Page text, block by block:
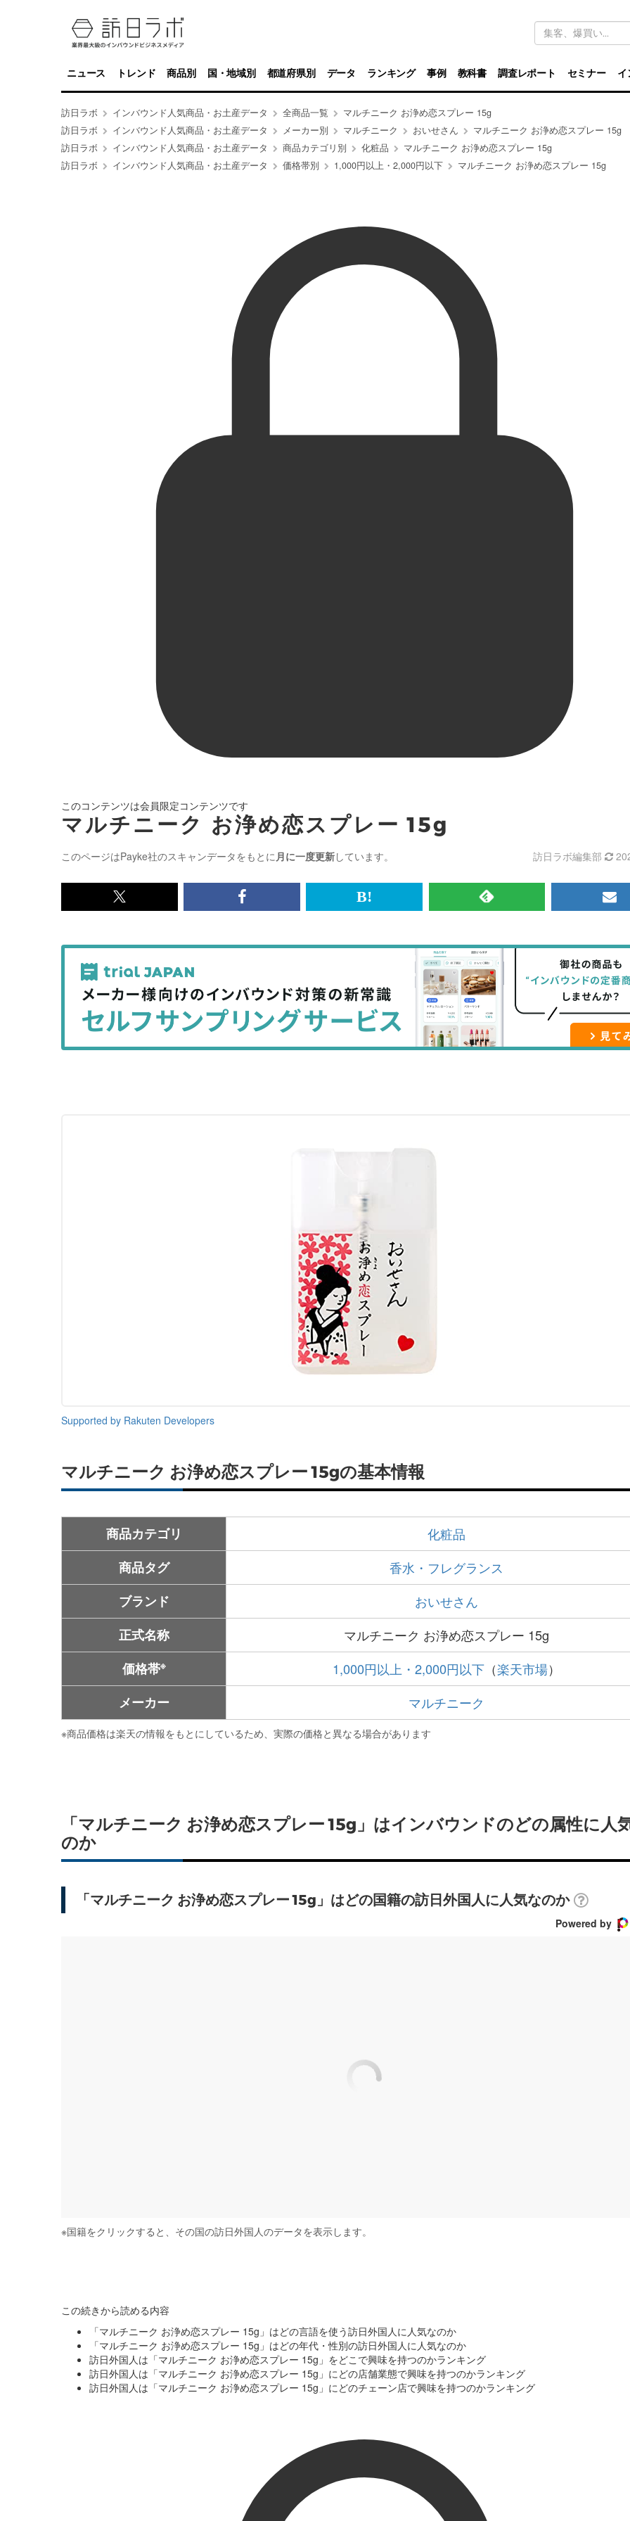
キ
ワ
ド
検
索
ニュース トレンド 商品別 国・地域別 都道府県別 データ ランキング 事例 教科書 調査レポート セミナー イ
訪日ラボ インバウンド人気商品・お土産データ 全商品一覧
マルチニーク お浄め恋スプレー 15g
訪日ラボ
インバウンド人気商品・お土産データ メーカー別 マルチニーク おいせさん
マルチニーク お浄め恋スプレー 15g
訪日ラボ
インバウンド人気商品・お土産データ 商品カテゴリ別 化粧品
マルチニーク お浄め恋スプレー 15g
訪日ラボ
インバウンド人気商品・お土産データ 価格帯別 1,000円以上・2,000円以下 マルチニーク お浄め恋スプレー 15g
このコンテンツは会員限定コンテンツです
マルチニーク お浄め恋スプレー 15g
このページはPayke社のスキャンデータをもとに 月に一度更新しています。 訪日ラボ編集部
x<br>
記
事
を
シ
ェ
Facebook<br>
記
を
シ
ェ
は
な
ッ
ク
マ
RSS
記
事
を
購
読
メ
マ
ガ
登
録
す
Supported by Rakuten Developers
マルチニーク お浄め恋スプレー 15gの基本情報
商品カテゴリ
化粧品
商品タグ
香水・フレグランス
ブランド
おいせさん
正式名称
マルチニーク お浄め恋スプレー 15g
価格帯※ 1,000円以上・2,000円以下 （楽天市場）
メーカー
マルチニーク
※商品価格は楽天の情報をもとにしているため、実際の価格と異なる場合があります
「マルチニーク お浄め恋スプレー 15g」はインバウンドのどの属性に人
のか
「マルチニーク お浄め恋スプレー 15g」はどの国籍の訪日外国人に人気なのか
Powered by
※国籍をクリックすると、その国の訪日外国人のデータを表示します。
この続きから読める内容
「マルチニーク お浄め恋スプレー 15g」はどの言語を使う訪日外国人に人気なのか
「マルチニーク お浄め恋スプレー 15g」はどの年代・性別の訪日外国人に人気なのか
訪日外国人は「マルチニーク お浄め恋スプレー 15g」をどこで興味を持つのかランキング
訪日外国人は「マルチニーク お浄め恋スプレー 15g」にどの店舗業態で興味を持つのかランキング
訪日外国人は「マルチニーク お浄め恋スプレー 15g」にどのチェーン店で興味を持つのかランキング